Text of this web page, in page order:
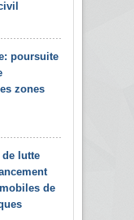
poursuite
zones
lutte
de